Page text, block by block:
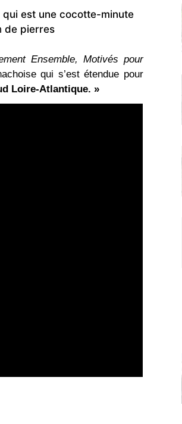
qui est une cocotte-minute
de pierres
Ensemble, Motivés pour
qui s’est étendue pour
Loire-Atlantique. »